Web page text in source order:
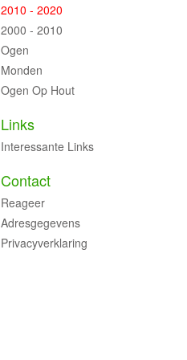
2010 - 2020
2000 - 2010
Ogen
Monden
Ogen Op Hout
Links
Interessante Links
Contact
Reageer
Adresgegevens
Privacyverklaring